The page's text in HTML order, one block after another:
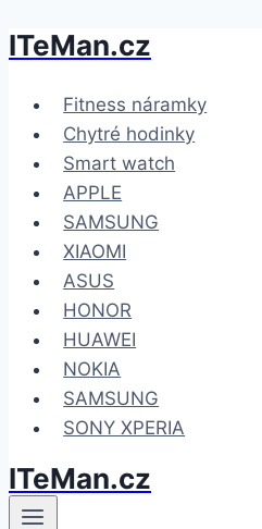
Přeskočit
obsah
ITeMan.cz
Fitness náramky
Chytré hodinky
Smart watch
APPLE
SAMSUNG
XIAOMI
ASUS
HONOR
HUAWEI
NOKIA
SAMSUNG
SONY XPERIA
ITeMan.cz